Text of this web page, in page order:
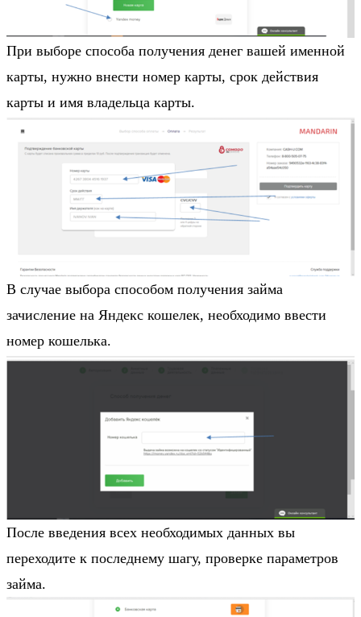
При выборе способа получения денег вашей именной
карты, нужно внести номер карты, срок действия
карты и имя владельца карты.
В случае выбора способом получения займа
зачисление на Яндекс кошелек, необходимо ввести
номер кошелька.
После введения всех необходимых данных вы
переходите к последнему шагу, проверке параметров
займа.